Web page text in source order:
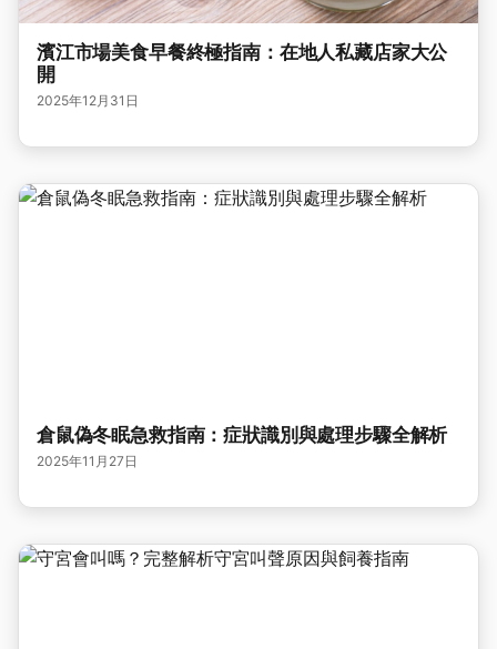
濱江市場美食早餐終極指南：在地人私藏店家大公
開
2025年12月31日
倉鼠偽冬眠急救指南：症狀識別與處理步驟全解析
2025年11月27日